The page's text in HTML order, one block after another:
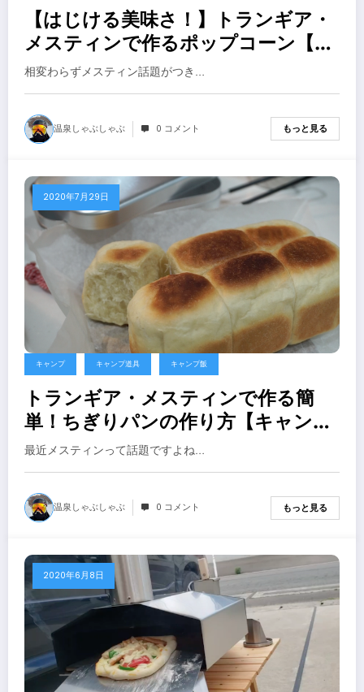
【はじける美味さ！】トランギア・
メスティンで作るポップコーン【キ
ャンプ飯】
相変わらずメスティン話題がつき…
温泉しゃぶしゃぶ 0 コメント もっと見る
2020年7月29日
キャンプ キャンプ道具 キャンプ飯
トランギア・メスティンで作る簡
単！ちぎりパンの作り方【キャンプ
飯】
最近メスティンって話題ですよね…
温泉しゃぶしゃぶ 0 コメント もっと見る
2020年6月8日